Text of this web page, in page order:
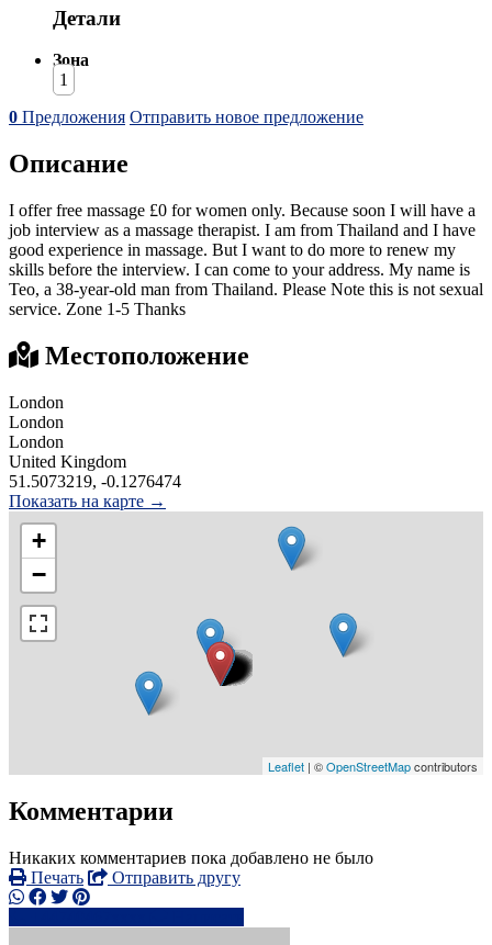
Детали
Зона
1
0 Предложения Отправить новое предложение
Описание
I offer free massage £0 for women only. Because soon I will have a
job interview as a massage therapist. I am from Thailand and I have
good experience in massage. But I want to do more to renew my
skills before the interview. I can come to your address. My name is
Teo, a 38-year-old man from Thailand. Please Note this is not sexual
service. Zone 1-5 Thanks
Местоположение
London
London
London
United Kingdom
51.5073219, -0.1276474
Показать на карте →
+
−
Leaflet | ©OpenStreetMapcontributors
Комментарии
Никаких комментариев пока добавлено не было
Печать
Отправить другу